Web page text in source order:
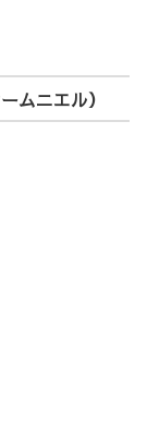
ムニエル）